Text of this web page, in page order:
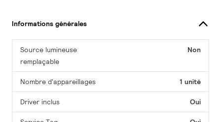
Informations générales
Source lumineuse
remplaçable
Non
Nombre d'appareillages 1 unité
Driver inclus Oui